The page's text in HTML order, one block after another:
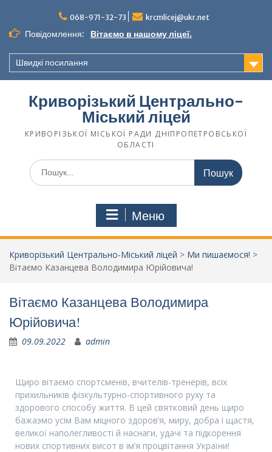
068-971-32-73 krcmlicej@ukr.net
Повідомлення: Вітаємо в нашому ліцеї.
Швидкі посилання
Криворізький Центрально-
Міський ліцей
КРИВОРІЗЬКОЇ МІСЬКОЇ РАДИ ДНІПРОПЕТРОВСЬКОЇ
ОБЛАСТІ
Меню
Криворізький Центрально-Міський ліцей > Ми пишаємося! >
Вітаємо Казанцева Володимира Юрійовича!
Вітаємо Казанцева Володимира
Юрійовича!
09.09.2022 admin
Щиро вітаємо спортсменів, вчителів-тренерів, всіх
прихильників фізкультурно-спортивного руху та
здорового способу життя. В цей святковий день щиро
бажаэмо усім Вам міцного здоров’я, миру, добра і щастя,
великої наполегливості й наснаги, удачі та підкорення
нових спортивних висот в ім’я процвітання України!